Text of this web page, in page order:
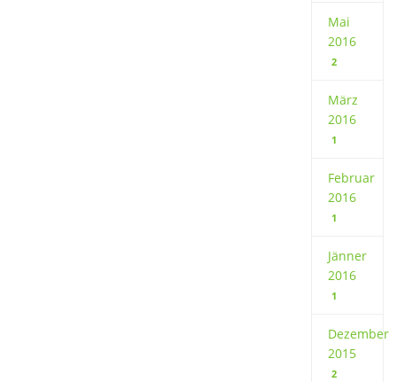
Mai
2016
2
März
2016
1
Februar
2016
1
Jänner
2016
1
Dezember
2015
2